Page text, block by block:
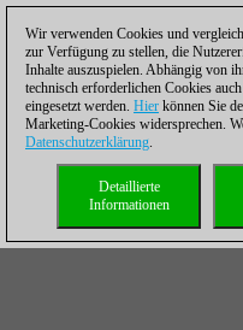
Wir verwenden Cookies und
zur Verfügung zu stellen, die
Inhalte auszuspielen. Abhängig von
technisch erforderlichen Cookies
eingesetzt werden. Hier können Sie
Marketing-Cookies widersprechen.
Datenschutzerklärung.
Detaillierte
Informationen